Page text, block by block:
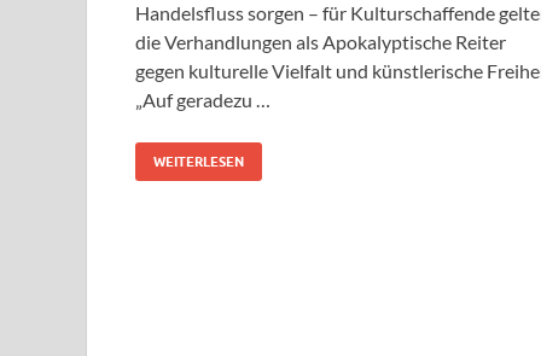
Handelsfluss sorgen – für Kulturschaffende
die Verhandlungen als Apokalyptische Reiter
gegen kulturelle Vielfalt und künstlerische
„Auf geradezu …
WEITERLESEN